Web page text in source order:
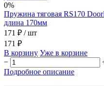
0%
Пружина тяговая RS170
длина 170мм
171 ₽ / шт
171 ₽
В корзину Уже в корзине
−
Подробное описание